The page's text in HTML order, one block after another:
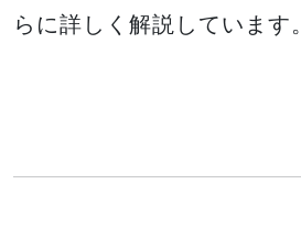
らに詳しく解説しています。